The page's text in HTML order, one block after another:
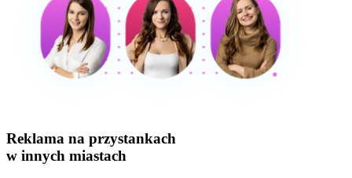
Reklama na przystankach
w innych miastach